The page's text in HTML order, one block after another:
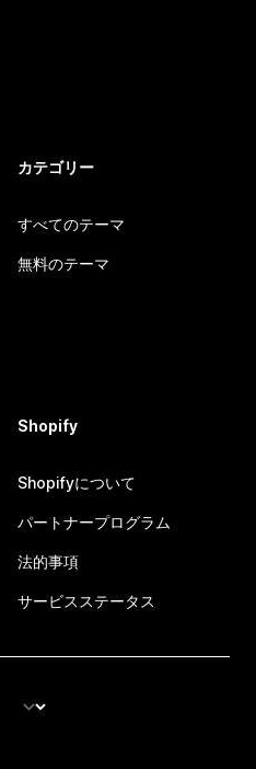
カテゴリー
すべてのテーマ
無料のテーマ
Shopify
Shopifyについて
パートナープログラム
法的事項
サービスステータス